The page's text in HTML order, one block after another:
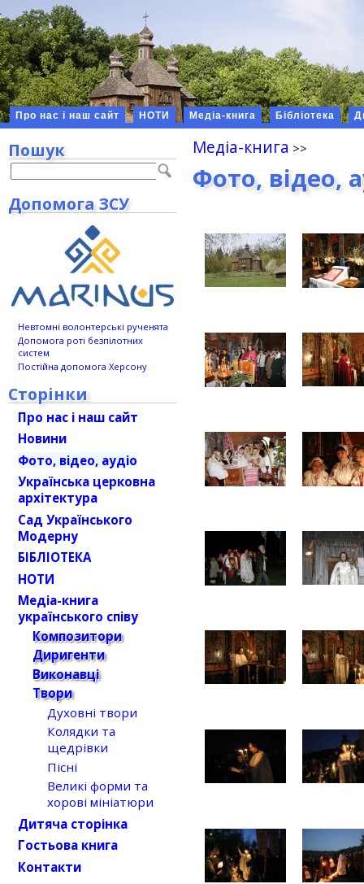
Про нас і наш сайт НОТИ Медіа-книга Бібліотека
Медіа-книга
Фото, відео,
Пошук
Допомога ЗСУ
Невтомні волонтерські рученята
Допомога роті безпілотних
систем
Постійна допомога Херсону
Сторінки
Про нас і наш сайт
Новини
Фото, відео, аудіо
Українська церковна
архітектура
Сад Українського
Модерну
БІБЛІОТЕКА
НОТИ
Медіа-книга
українського співу
Композитори
Диригенти
Виконавці
Твори
Духовні твори
Колядки та
щедрівки
Пісні
Великі форми та
хорові мініатюри
Дитяча сторінка
Гостьова книга
Контакти